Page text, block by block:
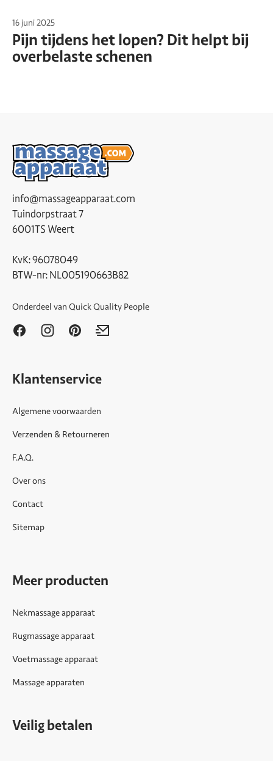
16 juni 2025
Pijn tijdens het lopen? Dit helpt bij
overbelaste schenen
info@massageapparaat.com
Tuindorpstraat 7
6001TS Weert
KvK: 96078049
BTW-nr: NL005190663B82
Onderdeel van Quick Quality People
Klantenservice
Algemene voorwaarden
Verzenden & Retourneren
F.A.Q.
Over ons
Contact
Sitemap
Meer producten
Nekmassage apparaat
Rugmassage apparaat
Voetmassage apparaat
Massage apparaten
Veilig betalen